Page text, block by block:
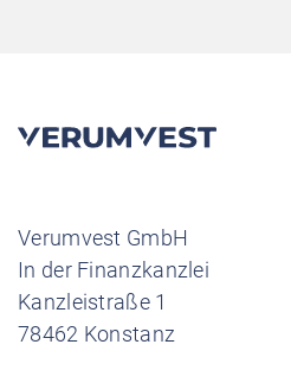
Verumvest GmbH
In der Finanzkanzlei
Kanzleistraße 1
78462 Konstanz